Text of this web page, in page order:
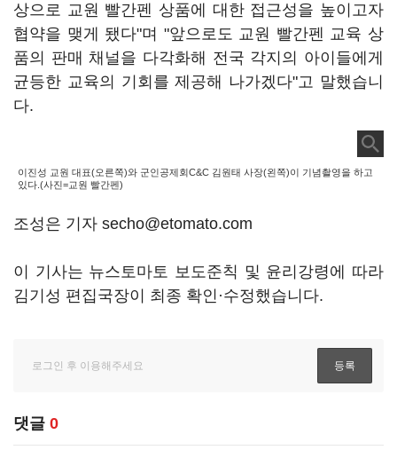
상으로 교원 빨간펜 상품에 대한 접근성을 높이고자
협약을 맺게 됐다"며 "앞으로도 교원 빨간펜 교육 상
품의 판매 채널을 다각화해 전국 각지의 아이들에게
균등한 교육의 기회를 제공해 나가겠다"고 말했습니
다.
이진성 교원 대표(오른쪽)와 군인공제회C&C 김원태 사장(왼쪽)이 기념촬영을 하고
있다.(사진=교원 빨간펜)
조성은 기자 secho@etomato.com
이 기사는 뉴스토마토 보도준칙 및 윤리강령에 따라
김기성 편집국장이 최종 확인·수정했습니다.
댓글 0